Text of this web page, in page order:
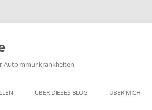
Autoimmunkrankheiten
ÜBER DIESES BLOG ÜBER MICH